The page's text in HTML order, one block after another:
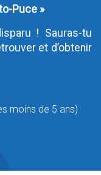
Puce »
! Sauras-tu
et d’obtenir
moins de 5 ans)